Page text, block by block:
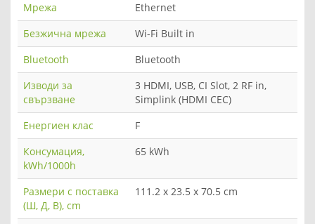
Мрежа
Ethernet
Безжична мрежа
Wi-Fi Built in
Bluetooth
Bluetooth
Изводи за
свързване
3 HDMI, USB, CI Slot, 2 RF in,
Simplink (HDMI CEC)
Енергиен клас
F
Консумация,
kWh/1000h
65 kWh
Размери с поставка
(Ш, Д, В), cm
111.2 x 23.5 x 70.5 cm